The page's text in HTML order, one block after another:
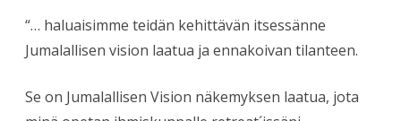
“… haluaisimme teidän kehittävän itsessänne
Jumalallisen vision laatua ja ennakoivan tilanteen.
Se on Jumalallisen Vision näkemyksen laatua, jota